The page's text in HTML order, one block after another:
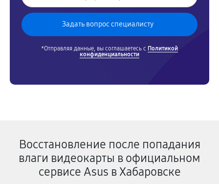
*Отправляя данные, вы соглашаетесь с Политикой
конфиденциальности
Восстановление после попадания
влаги видеокарты в официальном
сервисе Asus в Хабаровске